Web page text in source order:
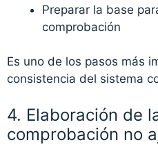
Preparar la base
comprobación
Es uno de los pasos más
consistencia del sistema
4. Elaboración de
comprobación no